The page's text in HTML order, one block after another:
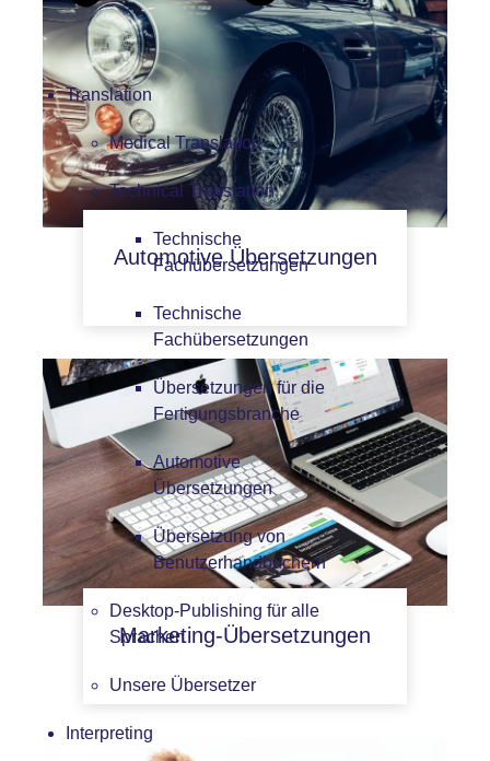
Translation
Medical Translation
Technical Translation
Technische
Fachübersetzungen
Technische
Fachübersetzungen
Übersetzungen für die
Fertigungsbranche
Automotive
Übersetzungen
Übersetzung von
Benutzerhandbüchern
Desktop-Publishing für alle
Sprachen
Unsere Übersetzer
Interpreting
Automotive Übersetzungen
Marketing-Übersetzungen